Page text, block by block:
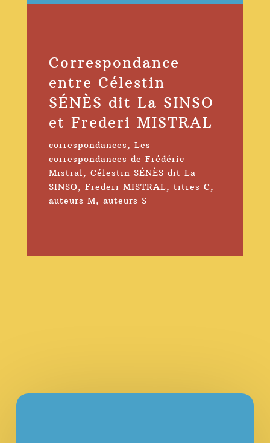
Correspondance
entre Célestin
SÉNÈS dit La SINSO
et Frederi MISTRAL
correspondances, Les
correspondances de Frédéric
Mistral, Célestin SÉNÈS dit La
SINSO, Frederi MISTRAL, titres C,
auteurs M, auteurs S